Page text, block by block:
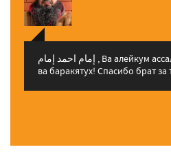
إمام احمد إمام , Ва алейкум ассалам ва рахматуЛлахи
ва баракятух! Спасибо брат